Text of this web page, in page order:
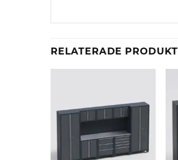
RELATERADE